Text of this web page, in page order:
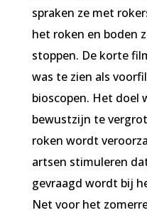
spraken ze met
het roken en boden
stoppen. De korte
was te zien als
bioscopen. Het doel
bewustzijn te
roken wordt
artsen stimuleren
gevraagd wordt bij
Net voor het